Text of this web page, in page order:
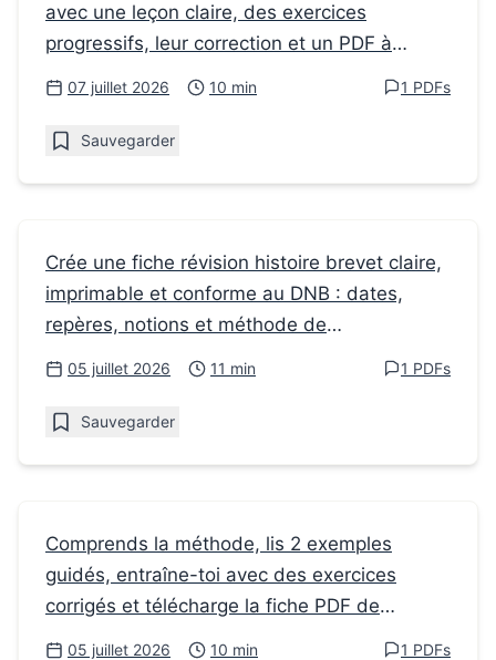
Comment le cours de Terminale SES aide à
comprendre la socialisation
avec une leçon claire, des exercices
progressifs, leur correction et un PDF à
imprimer.
07 juillet 2026 10 min 1 PDFs
Sauvegarder
Fiches de révision
Fiche révision histoire brevet : modèle
simple et efficace
Crée une fiche révision histoire brevet claire,
imprimable et conforme au DNB : dates,
repères, notions et méthode de
mémorisation.
05 juillet 2026 11 min 1 PDFs
Sauvegarder
Fiches de révision
Voici un exemple de Dissertation en
philosophie pour la seconde
Comprends la méthode, lis 2 exemples
guidés, entraîne-toi avec des exercices
corrigés et télécharge la fiche PDF de
seconde à imprimer.
05 juillet 2026 10 min 1 PDFs